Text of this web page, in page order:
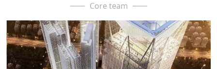
Core team